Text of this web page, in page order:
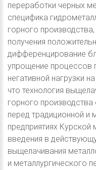
переработки черных
специфика
горного
получения
дифференцирование
упрощение процессов
негативной нагрузки
что технология
горного
перед традиционной и
предприятиях Курской
введения в
выщелачивания
и металлургического